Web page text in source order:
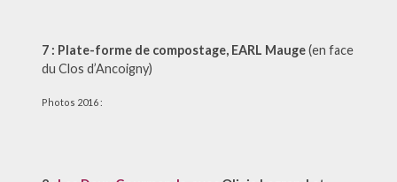
7 : Plate-forme de compostage, EARL Mauge(en face
du Clos d’Ancoigny)
Photos 2016 :